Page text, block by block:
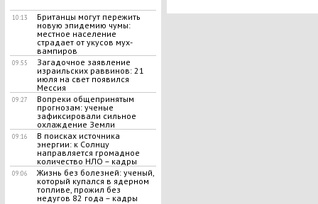
10:13
Британцы могут пережить
новую эпидемию чумы:
местное население
страдает от укусов мух-
вампиров
09:55
Загадочное заявление
израильских раввинов: 21
июля на свет появился
Мессия
09:27
Вопреки общепринятым
прогнозам: ученые
зафиксировали сильное
охлаждение Земли
09:16
В поисках источника
энергии: к Солнцу
направляется громадное
количество НЛО – кадры
09:06
Жизнь без болезней: ученый,
который купался в ядерном
топливе, прожил без
недугов 82 года – кадры